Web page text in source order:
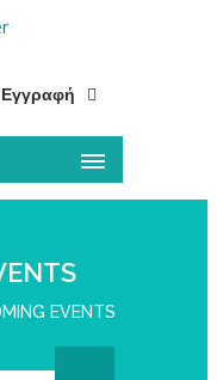
Εγγραφή
EVENTS